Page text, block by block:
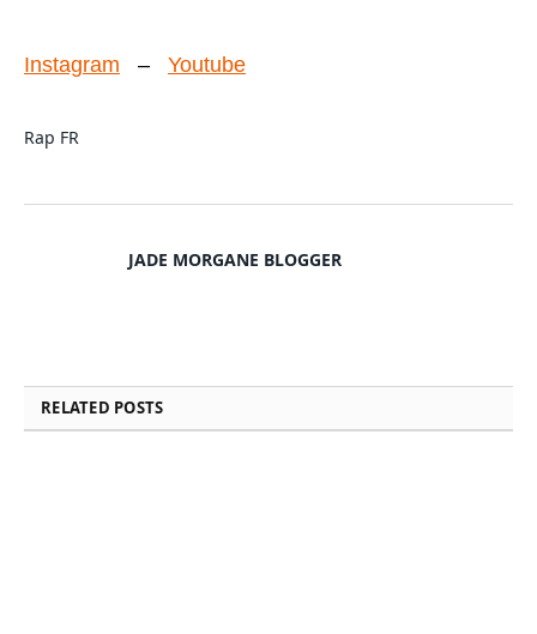
Instagram – Youtube
Rap FR
JADE MORGANE BLOGGER
RELATED POSTS